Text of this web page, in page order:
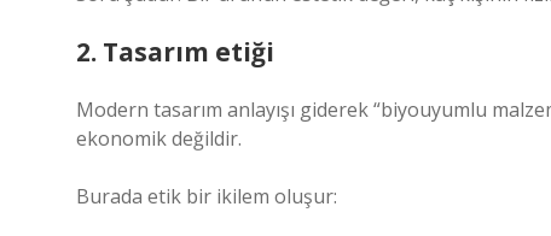
2. Tasarım etiği
Modern tasarım anlayışı giderek “biyouyumlu
ekonomik değildir.
Burada etik bir ikilem oluşur: